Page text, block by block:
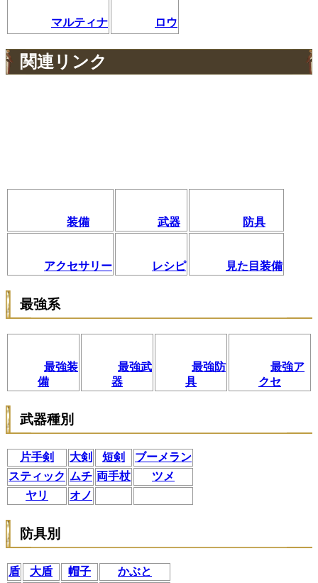
マルティナ ロウ
関連リンク
装備 武器 防具
アクセサリー レシピ 見た目装備
最強系
最強装
備
最強武
器
最強防
具
最強ア
クセ
武器種別
片手剣 大剣 短剣
ブーメラン
スティック ムチ 両手杖
ツメ
ヤリ
オノ
防具別
盾 大盾 帽子
かぶと